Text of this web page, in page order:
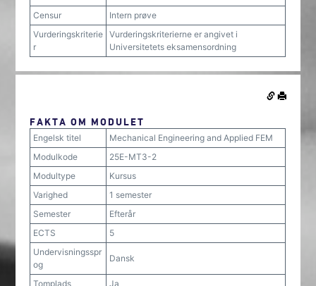
Censur
Intern prøve
Vurderingskriterie
r
Vurderingskriterierne er angivet i
Universitetets eksamensordning
FAKTA OM MODULET
Engelsk titel
Mechanical Engineering and Applied FEM
Modulkode
25E-MT3-2
Modultype
Kursus
Varighed
1 semester
Semester
Efterår
ECTS
5
Undervisningsspr
og
Dansk
Tomplads
Ja